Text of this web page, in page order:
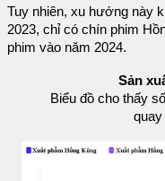
Tuy nhiên, xu hướng này
2023, chỉ có chín phim
phim vào năm 2024.
Sản
Biểu đồ cho thấy
quay